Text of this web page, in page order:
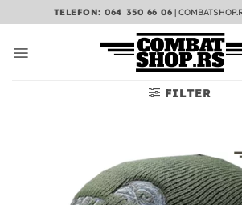
na
TELEFON: 064 350 66 06 |
FILTER